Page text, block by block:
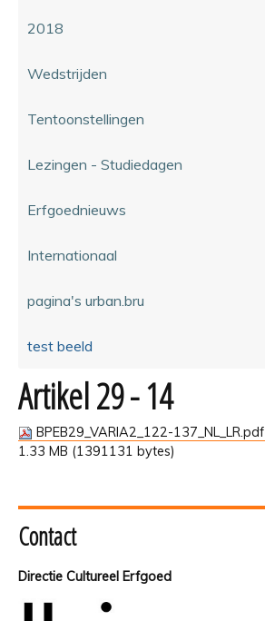
2018
Wedstrijden
Tentoonstellingen
Lezingen - Studiedagen
Erfgoednieuws
Internationaal
pagina's urban.bru
test beeld
Artikel 29 - 14
BPEB29_VARIA2_122-137_NL_LR.pdf
1.33 MB (1391131 bytes)
Contact
Directie Cultureel Erfgoed